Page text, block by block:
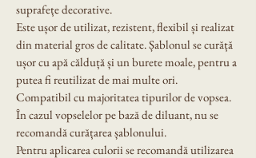
suprafețe decorative.
Este ușor de utilizat, rezistent, flexibil și realizat
din material gros de calitate. Șablonul se curăță
ușor cu apă călduță și un burete moale, pentru a
putea fi reutilizat de mai multe ori.
Compatibil cu majoritatea tipurilor de vopsea.
În cazul vopselelor pe bază de diluant, nu se
recomandă curățarea șablonului.
Pentru aplicarea culorii se recomandă utilizarea